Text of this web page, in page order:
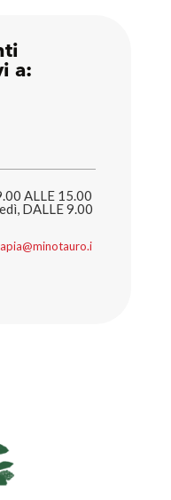
a:
ALLE 15.00
DALLE 9.00